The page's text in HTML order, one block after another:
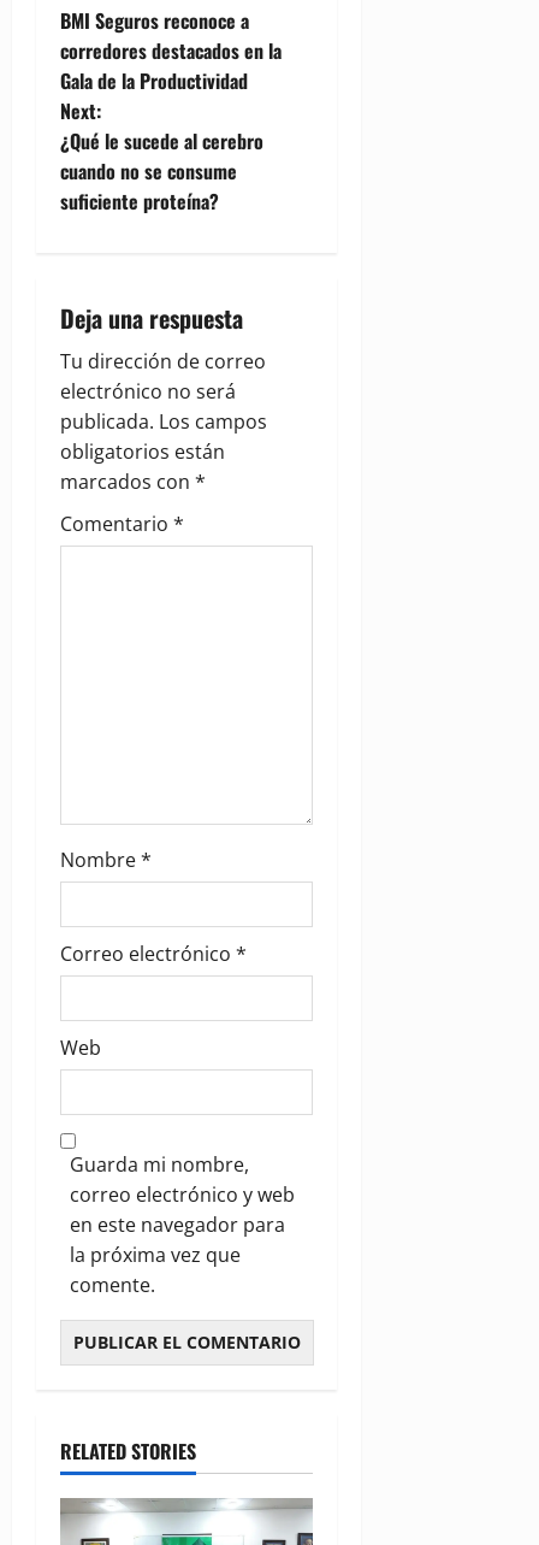
o
s
t
n
v
i
g
a
t
i
BMI Seguros reconoce a
corredores destacados en la
Gala de la Productividad
Next:
¿Qué le sucede al cerebro
cuando no se consume
suficiente proteína?
Deja una respuesta
Tu dirección de correo
electrónico no será
publicada. Los campos
obligatorios están
marcados con *
Comentario *
Nombre*
Correo electrónico *
Web
Guarda mi nombre,
correo electrónico y web
en este navegador para
la próxima vez que
comente.
RELATED STORIES